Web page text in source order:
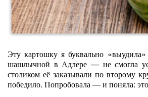
Эту картошку я буквально «выудила»
шашлычной в Адлере — несмогла
столиком её заказывали по второму
победило. Попробовала— и поняла: это